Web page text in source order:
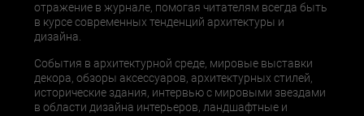
отражение в журнале, помогая читателям всегда быть
в курсе современных тенденций архитектуры и
дизайна.
События в архитектурной среде, мировые выставки
декора, обзоры аксессуаров, архитектурных стилей,
исторические здания, интервью с мировыми звездами
в области дизайна интерьеров, ландшафтные и